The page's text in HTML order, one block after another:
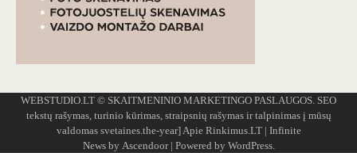
WEBSTUDIO.LT © SKAITMENINIO MARKETINGO PASLAUGOS. SEO
tekstų rašymas, turinio kūrimas, straipsnių rašymas ir talpinimas į mūsų
valdomas svetaines.the-year]Apie Rinkimus.LT| Infinite
News by Ascendoor| Powered by WordPress.